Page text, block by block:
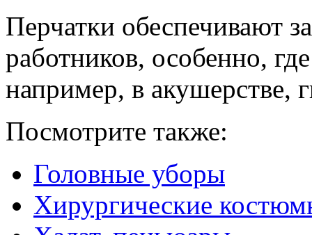
Перчатки обеспечивают
работников, особенно,
например, в акушерстве,
Посмотрите также:
Головные уборы
Хирургические